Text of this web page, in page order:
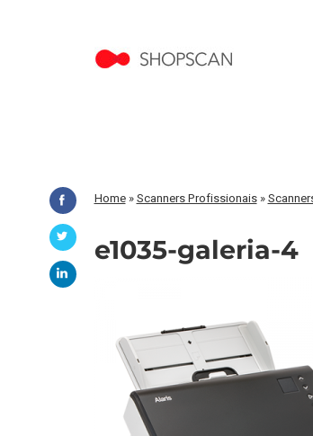
Home»Scanners Profissionais»
e1035-galeria-4